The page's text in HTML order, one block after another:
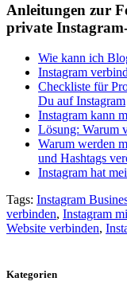
Anleitungen zur
private
Wie kann ich
Instagram
Checkliste für
Du auf Instagram
Instagram kann
Lösung: Warum
Warum werden
und Hashtags
Instagram hat
Tags: Instagram
verbinden, Instagram
Website verbinden,
Kategorien